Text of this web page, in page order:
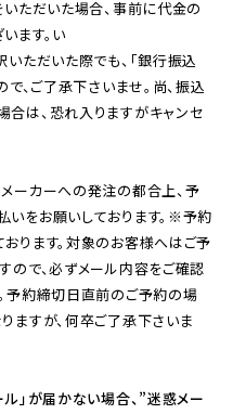
ただいた場合、事前に代金の
ます。い
いただいた際でも、「銀行振込
、ご了承下さいませ。尚、振込
は、恐れ入りますがキャンセ
ーカーへの発注の都合上、予
をお願いしております。※予約
ります。対象のお客様へはご予
ので、必ずメール内容をご確認
予約締切日直前のご予約の場
ますが、何卒ご了承下さいま
ル」が届かない場合、”迷惑メー